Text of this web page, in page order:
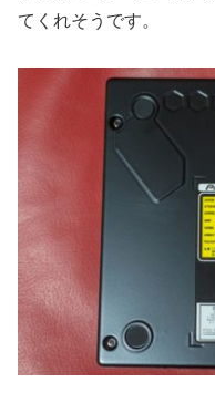
てくれそうです。